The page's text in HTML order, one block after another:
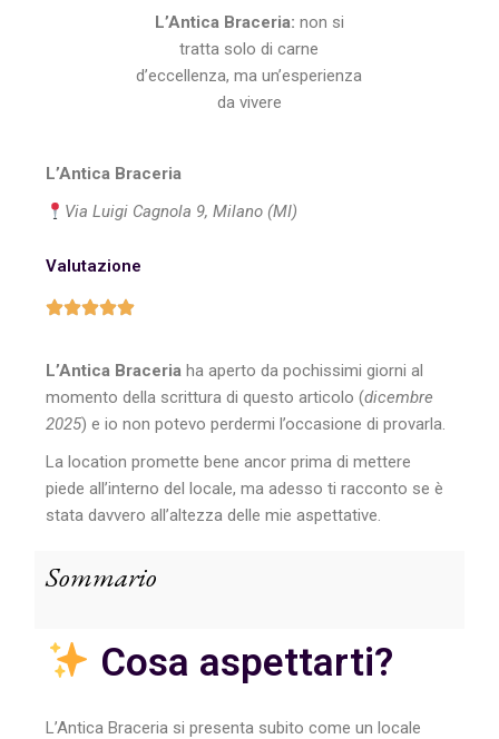
L’Antica Braceria: non si
tratta solo di carne
d’eccellenza, ma un’esperienza
da vivere
L’Antica Braceria
Via Luigi Cagnola 9, Milano (MI)
Valutazione
L’Antica Braceria ha aperto da pochissimi giorni al
momento della scrittura di questo articolo (dicembre
2025) e io non potevo perdermi l’occasione di provarla.
La location promette bene ancor prima di mettere
piede all’interno del locale, ma adesso ti racconto se è
stata davvero all’altezza delle mie aspettative.
Sommario
Cosa aspettarti?
L’Antica Braceria si presenta subito come un locale